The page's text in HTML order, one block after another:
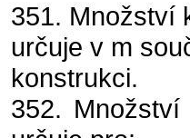
351. Množství
určuje v m
konstrukci.
352.